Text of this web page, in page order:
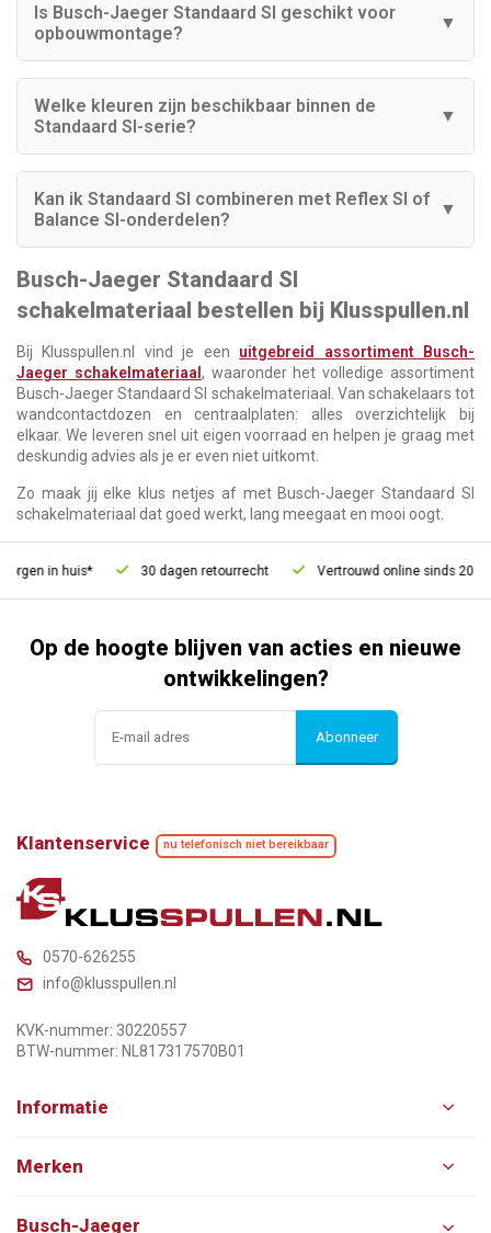
Is Busch-Jaeger Standaard SI geschikt voor
opbouwmontage?
▼
Welke kleuren zijn beschikbaar binnen de
Standaard SI-serie?
▼
Kan ik Standaard SI combineren met Reflex SI of
Balance SI-onderdelen?
▼
Busch-Jaeger Standaard SI
schakelmateriaal bestellen bij Klusspullen.nl
Bij Klusspullen.nl vind je een uitgebreid assortiment Busch-
Jaeger schakelmateriaal , waaronder het volledige assortiment
Busch-Jaeger Standaard SI schakelmateriaal. Van schakelaars tot
wandcontactdozen en centraalplaten: alles overzichtelijk bij
elkaar. We leveren snel uit eigen voorraad en helpen je graag met
deskundig advies als je er even niet uitkomt.
Zo maak jij elke klus netjes af met Busch-Jaeger Standaard SI
schakelmateriaal dat goed werkt, lang meegaat en mooi oogt.
in huis* 30 dagen retourrecht Vertrouwd online sinds 2006
Op de hoogte blijven van acties en nieuwe
ontwikkelingen?
Abonneer
Klantenservice nu telefonisch niet bereikbaar
0570-626255
info@klusspullen.nl
KVK-nummer: 30220557
BTW-nummer: NL817317570B01
Informatie
Merken
Busch-Jaeger